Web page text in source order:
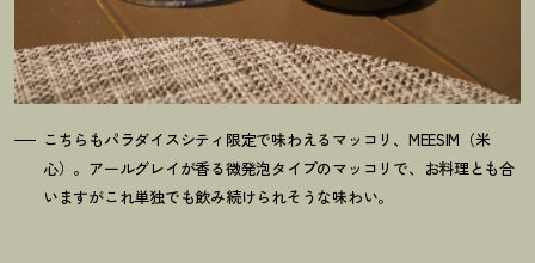
こちらもパラダイスシティ限定で味わえるマッコリ、MEESIM（米
心）。アールグレイが香る微発泡タイプのマッコリで、お料理とも合
いますがこれ単独でも飲み続けられそうな味わい。